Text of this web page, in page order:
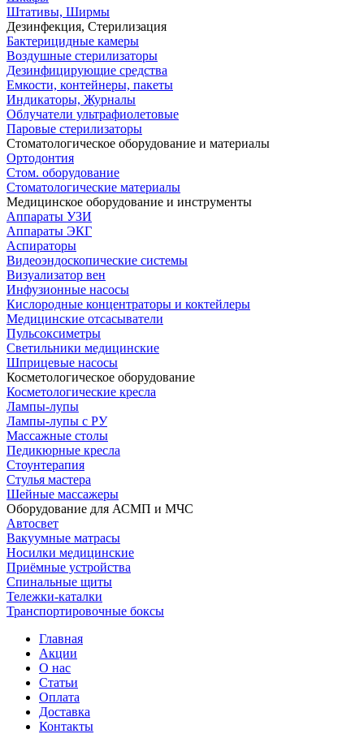
Штативы, Ширмы
Дезинфекция, Стерилизация
Бактерицидные камеры
Воздушные стерилизаторы
Дезинфицирующие средства
Емкости, контейнеры, пакеты
Индикаторы, Журналы
Облучатели ультрафиолетовые
Паровые стерилизаторы
Стоматологическое оборудование и материалы
Ортодонтия
Стом. оборудование
Стоматологические материалы
Медицинское оборудование и инструменты
Аппараты УЗИ
Аппараты ЭКГ
Аспираторы
Видеоэндоскопические системы
Визуализатор вен
Инфузионные насосы
Кислородные концентраторы и коктейлеры
Медицинские отсасыватели
Пульсоксиметры
Светильники медицинские
Шприцевые насосы
Косметологическое оборудование
Косметологические кресла
Лампы-лупы
Лампы-лупы с РУ
Массажные столы
Педикюрные кресла
Стоунтерапия
Стулья мастера
Шейные массажеры
Оборудование для АСМП и МЧС
Автосвет
Вакуумные матрасы
Носилки медицинские
Приёмные устройства
Спинальные щиты
Тележки-каталки
Транспортировочные боксы
Главная
Акции
О нас
Статьи
Оплата
Доставка
Контакты